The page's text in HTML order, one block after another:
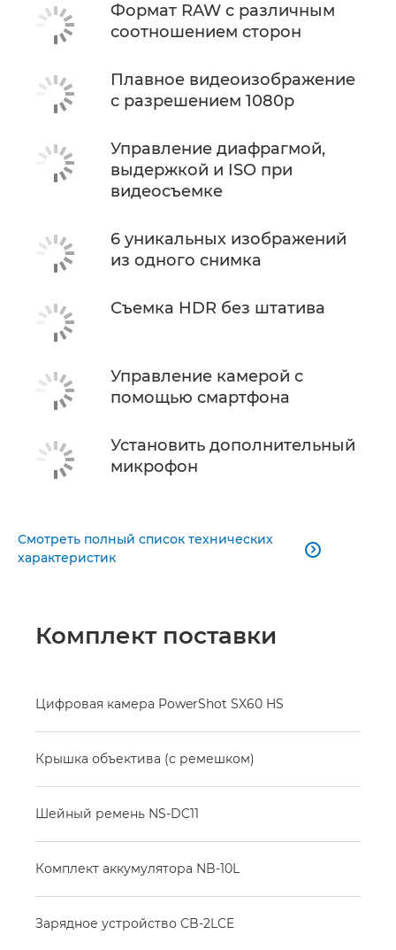
Формат RAW с различным
соотношением сторон
Плавное видеоизображение
с разрешением 1080p
Управление диафрагмой,
выдержкой и ISO при
видеосъемке
6 уникальных изображений
из одного снимка
Съемка HDR без штатива
Управление камерой с
помощью смартфона
Установить дополнительный
микрофон
Смотреть полный список технических
характеристик

Комплект поставки
Цифровая камера PowerShot SX60 HS
Крышка объектива (с ремешком)
Шейный ремень NS-DC11
Комплект аккумулятора NB-10L
Зарядное устройство CB-2LCE